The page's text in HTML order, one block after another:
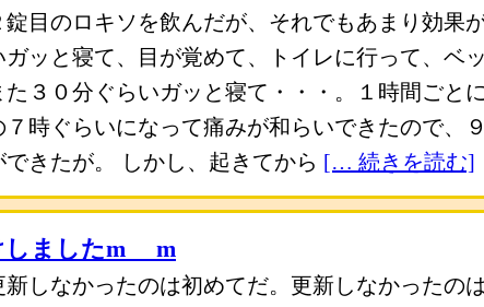
目のロキソを飲んだが、それでもあまり効果
ッと寝て、目が覚めて、トイレに行って、ベ
３０分ぐらいガッと寝て・・・。１時間ごと
時ぐらいになって痛みが和らいできたので、
きたが。 しかし、起きてから [… 続きを読む]
ましたm_ _m
新しなかったのは初めてだ。更新しなかったの